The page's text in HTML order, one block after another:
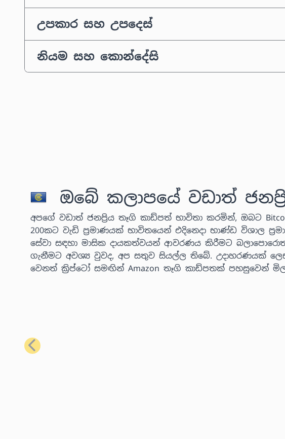
උපකාර සහ උපදෙස්
නියම සහ කොන්දේසි
ඔබේ කලාපයේ වඩාත්
අපගේ වඩාත් ජනප්‍රිය තෑගි කාඩ්පත් භාවිතා කරමින්, ඔබට
200කට වැඩි ප්‍රමාණයක් භාවිතයෙන් එදිනෙදා භාණ්ඩ විශාල
සේවා සඳහා මාසික දායකත්වයන් ආවරණය කිරීමට
ගැනීමට අවශ්‍ය වුවද, අප සතුව සියල්ල තිබේ. උදාහරණයක්
වෙනත් ක්‍රිප්ටෝ සමඟින් Amazon තෑගි කාඩ්පතක් පහසුවෙන්
පෙර